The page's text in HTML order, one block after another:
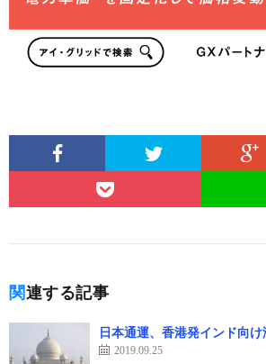
関連する記事
日本通運、香港発インド向
2019.09.25